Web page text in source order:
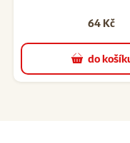
64 Kč
do